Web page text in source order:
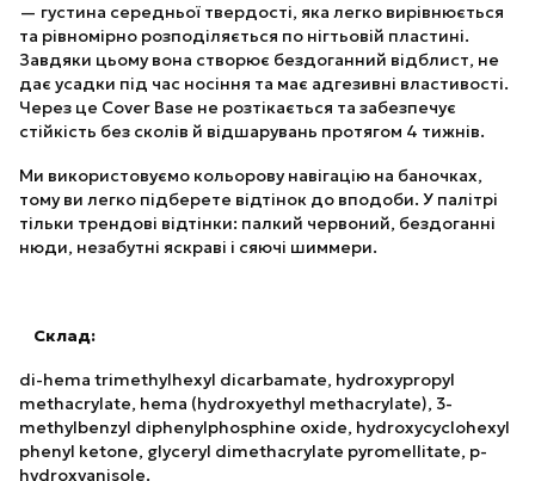
— густина середньої твердості, яка легко вирівнюється
та рівномірно розподіляється по нігтьовій пластині.
Завдяки цьому вона створює бездоганний відблист, не
дає усадки під час носіння та має адгезивні властивості.
Через це Cover Base не розтікається та забезпечує
стійкість без сколів й відшарувань протягом 4 тижнів.
Ми використовуємо кольорову навігацію на баночках,
тому ви легко підберете відтінок до вподоби. У палітрі
тільки трендові відтінки: палкий червоний, бездоганні
нюди, незабутні яскраві і сяючі шиммери.
Склад:
di-hema trimethylhexyl dicarbamate, hydroxypropyl
methacrylate, hema (hydroxyethyl methacrylate), 3-
methylbenzyl diphenylphosphine oxide, hydroxycyclohexyl
phenyl ketone, glyceryl dimethacrylate pyromellitate, p-
hydroxyanisole.